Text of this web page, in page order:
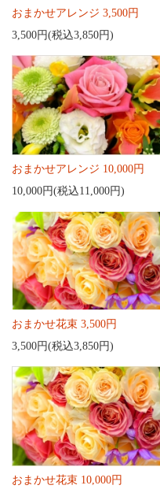
おまかせアレンジ 3,500円
3,500円(税込3,850円)
おまかせアレンジ 10,000円
10,000円(税込11,000円)
おまかせ花束 3,500円
3,500円(税込3,850円)
おまかせ花束 10,000円